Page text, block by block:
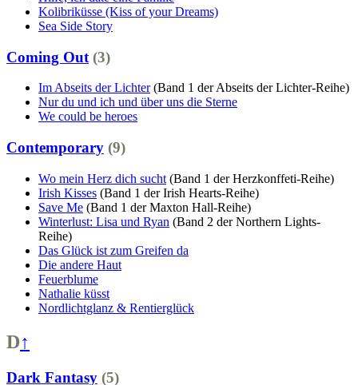
Kolibriküsse (Kiss of your Dreams)
Sea Side Story
Coming Out (3)
Im Abseits der Lichter (Band 1 der Abseits der Lichter-Reihe)
Nur du und ich und über uns die Sterne
We could be heroes
Contemporary (9)
Wo mein Herz dich sucht (Band 1 der Herzkonffeti-Reihe)
Irish Kisses (Band 1 der Irish Hearts-Reihe)
Save Me (Band 1 der Maxton Hall-Reihe)
Winterlust: Lisa und Ryan (Band 2 der Northern Lights-
Reihe)
Das Glück ist zum Greifen da
Die andere Haut
Feuerblume
Nathalie küsst
Nordlichtglanz & Rentierglück
D↑
Dark Fantasy (5)